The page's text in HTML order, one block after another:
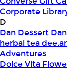
Corporate
D
Dan Dessert
herbal tea
Adventures
Dolce Vita